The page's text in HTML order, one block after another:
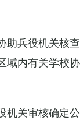
兵役机关核
内有关学校
关审核确定